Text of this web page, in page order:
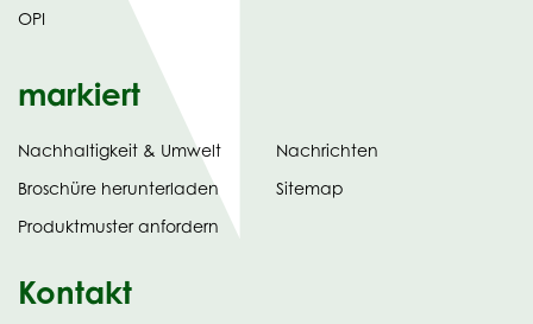
OPI
markiert
Nachhaltigkeit & Umwelt
Broschüre herunterladen
in
new
Produktmuster anfordern
Nachrichten
Sitemap
Kontakt